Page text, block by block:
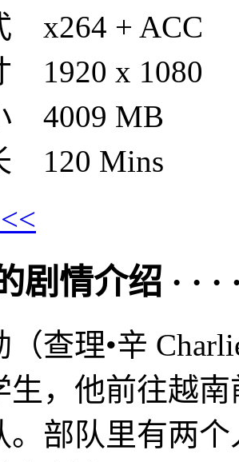
x264 + ACC
1920 x 1080
4009 MB
Mins
情介绍 · · ·
理•辛 Charlie
生，他前往越
。部队里有两